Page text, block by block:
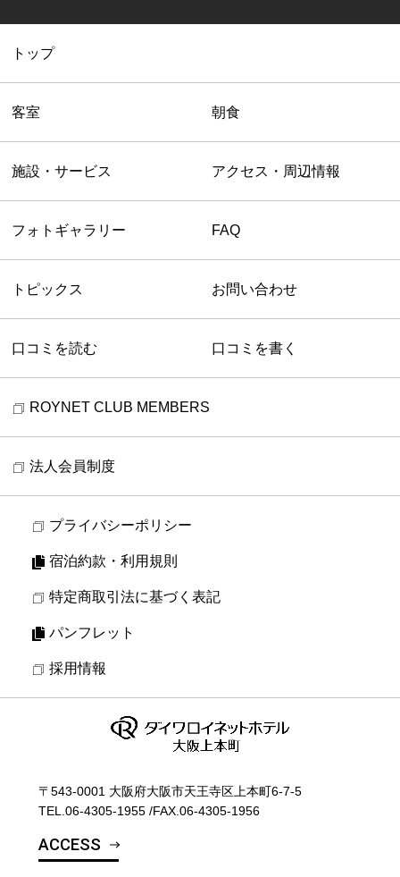
トップ
客室 朝食
施設・サービス アクセス・周辺情報
フォトギャラリー FAQ
トピックス お問い合わせ
口コミを読む 口コミを書く
ROYNET CLUB MEMBERS
法人会員制度
プライバシーポリシー
宿泊約款・利用規則
特定商取引法に基づく表記
パンフレット
採用情報
〒543-0001 大阪府大阪市天王寺区上本町6-7-5
TEL. 06-4305-1955 /FAX.06-4305-1956
ACCESS